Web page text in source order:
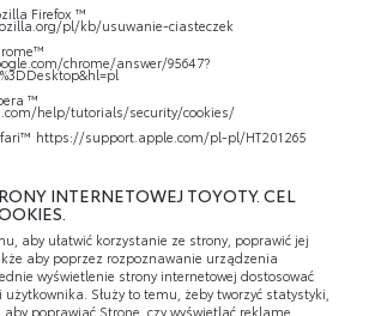
Firefox ™
pl/kb/usuwanie-ciasteczek
chrome/answer/95647?
™
help/tutorials/security/cookies/
https://support.apple.com/pl-pl/HT201265
INTERNETOWEJ TOYOTY. CEL
aby ułatwić korzystanie ze strony, poprawić jej
aby poprzez rozpoznawanie urządzenia
wyświetlenie strony internetowej dostosować
Służy to temu, żeby tworzyć statystyki,
poprawiać Stronę, czy wyświetlać reklamę